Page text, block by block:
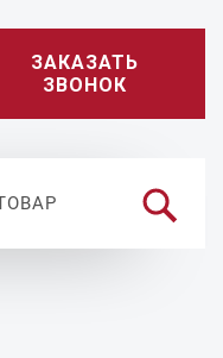
ЗАКАЗАТЬ
ЗВОНОК